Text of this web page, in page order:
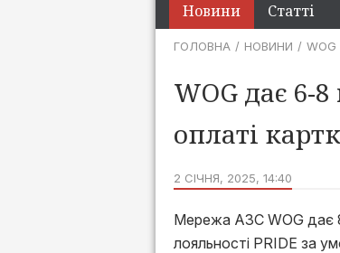
Новини Статті
ГОЛОВНА НОВИНИ
WOG дає 6-
оплаті
2 СІЧНЯ, 2025, 14:40
Мережа АЗС WOG дає
лояльності PRIDE за